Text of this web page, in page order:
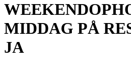
MIDDAG PÅ
JA